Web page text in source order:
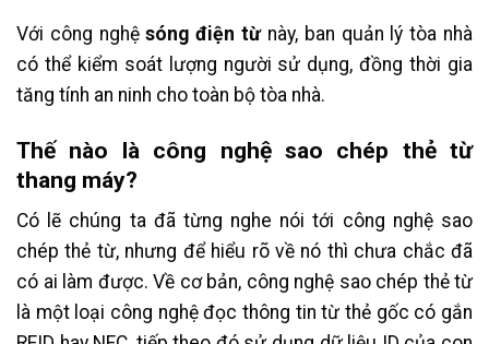
Với công nghệsóng điện từnày, ban quản lý tòa nhà
có thể kiểm soát lượng người sử dụng, đồng thời gia
tăng tính an ninh cho toàn bộ tòa nhà.
Thế nào là công nghệ sao chép thẻ từ
thang máy?
Có lẽ chúng ta đã từng nghe nói tới công nghệ sao
chép thẻ từ, nhưng để hiểu rõ về nó thì chưa chắc đã
có ai làm được. Về cơ bản, công nghệ sao chép thẻ từ
là một loại công nghệ đọc thông tin từ thẻ gốc có gắn